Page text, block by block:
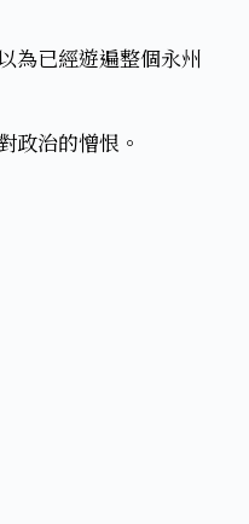
為已經遊遍整個永州
政治的憎恨。